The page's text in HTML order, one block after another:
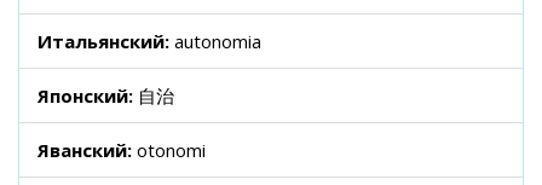
Итальянский: autonomia
Японский: 自治
Яванский: otonomi